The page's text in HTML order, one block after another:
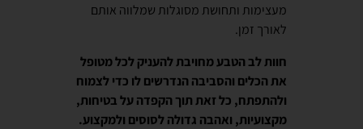
מעצימות ותחושת מסוגלות שמלווה אותם
לאורך זמן.
חוות לב הטבע מחויבת להעניק לכל מטופל
את הכלים והסביבה הנדרשים לו כדי לצמוח
ולהתפתח, כל זאת תוך הקפדה על בטיחות,
מקצועיות, ואהבה גדולה לסוסים ולמקצוע.